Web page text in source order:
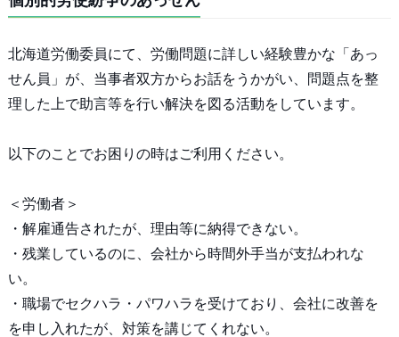
北海道労働委員にて、労働問題に詳しい経験豊かな「あっ
せん員」が、当事者双方からお話をうかがい、問題点を整
理した上で助言等を行い解決を図る活動をしています。
以下のことでお困りの時はご利用ください。
＜労働者＞
・解雇通告されたが、理由等に納得できない。
・残業しているのに、会社から時間外手当が支払われな
い。
・職場でセクハラ・パワハラを受けており、会社に改善を
を申し入れたが、対策を講じてくれない。